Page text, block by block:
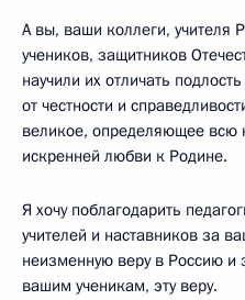
А вы, ваши коллеги, учителя
учеников, защитников
научили их отличать
от честности и
великое, определяющее всю
искренней любви к Родине.
Я хочу поблагодарить
учителей и наставников за
неизменную веру в Россию и
вашим ученикам, эту веру.